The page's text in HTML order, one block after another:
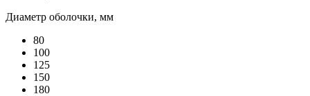
Диаметр оболочки, мм
80
100
125
150
180